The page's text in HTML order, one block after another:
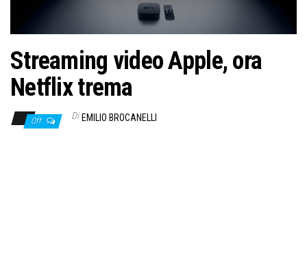
Streaming video Apple, ora
Netflix trema
Off Di EMILIO BROCANELLI